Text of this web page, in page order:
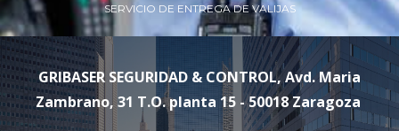
SERVICIO DE ENTREGA DE VALIJAS
GRIBASER SEGURIDAD & CONTROL, Avd. Maria
Zambrano, 31 T.O. planta 15 - 50018 Zaragoza